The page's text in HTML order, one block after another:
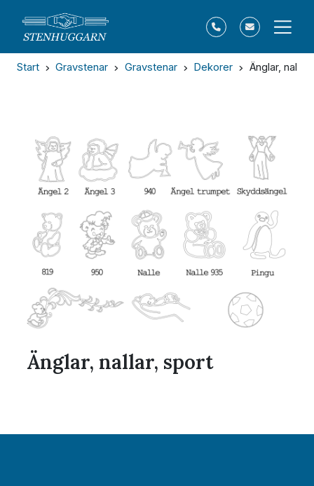
Start Gravstenar Gravstenar Dekorer Änglar,
Änglar, nallar, sport